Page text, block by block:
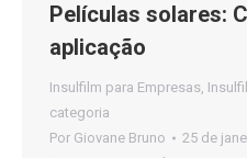
Películas solares:
aplicação
Insulfilm para Empresas,
categoria
Por Giovane Bruno
25 de